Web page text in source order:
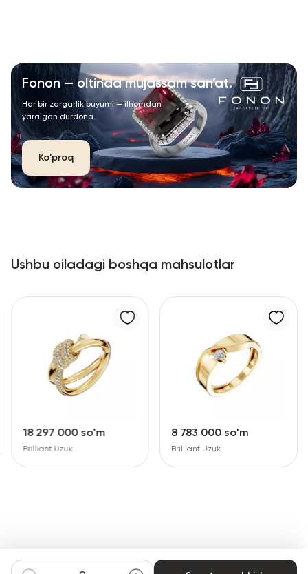
Fonon — oltinda mujassam san’at.
Har bir zargarlik buyumi — ilhomdan
yaralgan durdona.
Ko'proq
Ushbu oiladagi boshqa mahsulotlar
18 297 000 so'm
Brilliant Uzuk
8 783 000 so'm
Brilliant Uzuk